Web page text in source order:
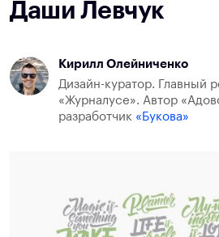
Даши Левчук
Кирилл Олейниченко
Дизайн-куратор. Главный
«Журналусе». Автор
разработчик «Букова»